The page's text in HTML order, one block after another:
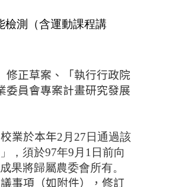
檢測（含運動課程講
修正草案、「執行行政院
委員會專案計畫研究發展
業於本年2月27日通過該
，須於97年9月1日前向
果將歸屬農委會所有。
事項（如附件），修訂